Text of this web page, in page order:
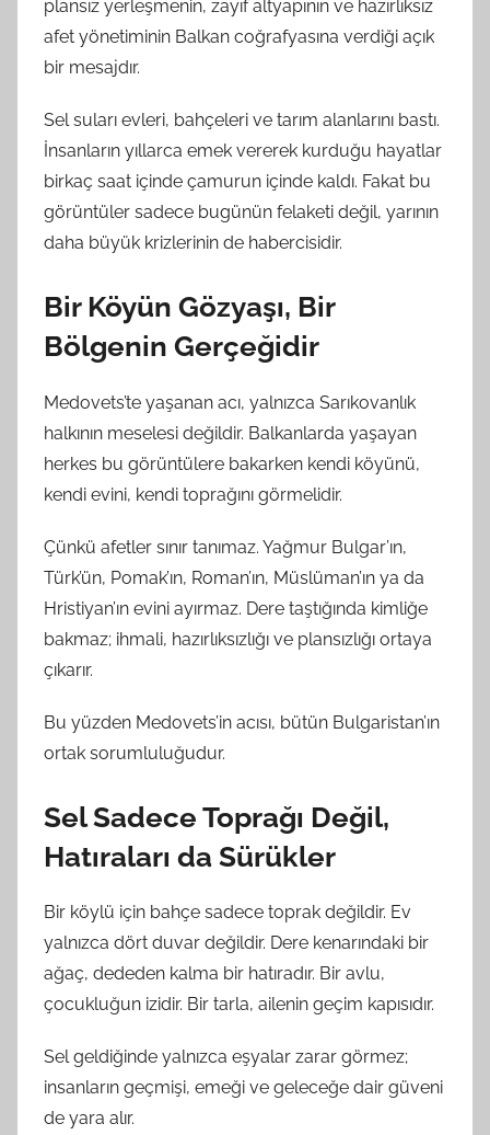
a
f
d
a
n
plansız yerleşmenin, zayıf altyapının ve hazırlıksız
afet yönetiminin Balkan coğrafyasına verdiği açık
bir mesajdır.
Sel suları evleri, bahçeleri ve tarım alanlarını bastı.
İnsanların yıllarca emek vererek kurduğu hayatlar
birkaç saat içinde çamurun içinde kaldı. Fakat bu
görüntüler sadece bugünün felaketi değil, yarının
daha büyük krizlerinin de habercisidir.
Bir Köyün Gözyaşı, Bir
Bölgenin Gerçeğidir
Medovets’te yaşanan acı, yalnızca Sarıkovanlık
halkının meselesi değildir. Balkanlarda yaşayan
herkes bu görüntülere bakarken kendi köyünü,
kendi evini, kendi toprağını görmelidir.
Çünkü afetler sınır tanımaz. Yağmur Bulgar’ın,
Türk’ün, Pomak’ın, Roman’ın, Müslüman’ın ya da
Hristiyan’ın evini ayırmaz. Dere taştığında kimliğe
bakmaz; ihmali, hazırlıksızlığı ve plansızlığı ortaya
çıkarır.
Bu yüzden Medovets’in acısı, bütün Bulgaristan’ın
ortak sorumluluğudur.
Sel Sadece Toprağı Değil,
Hatıraları da Sürükler
Bir köylü için bahçe sadece toprak değildir. Ev
yalnızca dört duvar değildir. Dere kenarındaki bir
ağaç, dededen kalma bir hatıradır. Bir avlu,
çocukluğun izidir. Bir tarla, ailenin geçim kapısıdır.
Sel geldiğinde yalnızca eşyalar zarar görmez;
insanların geçmişi, emeği ve geleceğe dair güveni
de yara alır.